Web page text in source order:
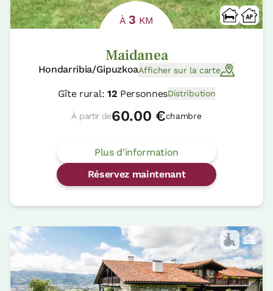
À 3 KM
Maidanea
Hondarribia/GipuzkoaAfficher sur la carte
Gîte rural: 12 PersonnesDistribution
À partir de60.00 €chambre
Plus d'information
Réservez maintenant